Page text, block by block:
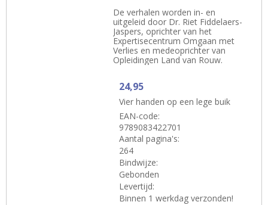
De verhalen worden in- en
uitgeleid door Dr. Riet Fiddelaers-
Jaspers, oprichter van het
Expertisecentrum Omgaan met
Verlies en medeoprichter van
Opleidingen Land van Rouw.
24,95
Vier handen op een lege buik
EAN-code:
9789083422701
Aantal pagina's:
264
Bindwijze:
Gebonden
Levertijd:
Binnen 1 werkdag verzonden!